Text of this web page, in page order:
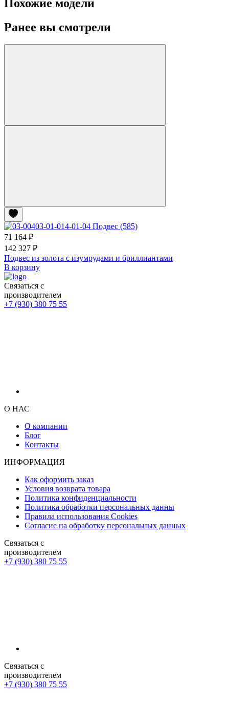
Похожие модели
Ранее вы смотрели
71 164 ₽
142 327 ₽
Подвес из золота с изумрудами и бриллиантами
В корзину
Связаться с
производителем
+7 (930) 380 75 55
О НАС
О компании
Блог
Контакты
ИНФОРМАЦИЯ
Как оформить заказ
Условия возврата товара
Политика конфиденциальности
Политика обработки персональных данны
Правила использования Cookies
Согласие на обработку персональных данных
Связаться с
производителем
+7 (930) 380 75 55
Связаться с
производителем
+7 (930) 380 75 55